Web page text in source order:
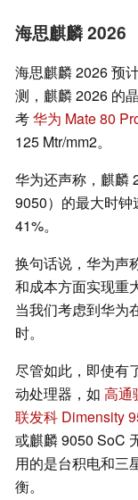
海思麒麟 2026
海思麒麟 2026 预
测，麒麟 2026 的
考华为 Mate 80
125 Mtr/mm2。
华为还声称，麒麟
9050）的最大时
41%。
换句话说，华为声
和成本方面实现重
当我们考虑到华为
时。
尽管如此，即使有
动处理器，如 高通
联发科 Dimensity
或麒麟 9050 SoC
用的是台积电和三
衡。